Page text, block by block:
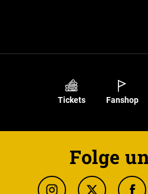
Tickets Fanshop
Folge